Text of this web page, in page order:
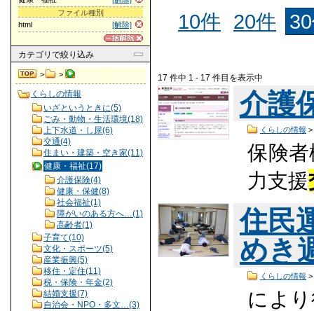
ファイル種別
[解除]
html
カテゴリ で絞り込み
> >
くらしの情報
いざというときに(5)
ごみ・動物・生活環境(18)
上下水道・し尿(6)
交通(4)
住まい・建築・空き家(11)
健康・福祉(17)
介護保険(4)
健康・保健(8)
社会福祉(1)
障がいのある方へ…(1)
高齢者(1)
子育て(10)
文化・スポーツ(5)
産業振興(5)
移住・定住(11)
税・保険・年金(2)
結婚支援(7)
自治会・NPO・多文…(3)
10件
20件
17 件中 1 - 17 件目を表示中
介護
くらしの情報 >
保険
力支援
住民
めき
くらしの情報 >
によ